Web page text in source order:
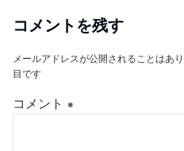
コメントを残す
メールアドレスが公開されることはあり
目です
コメント ※